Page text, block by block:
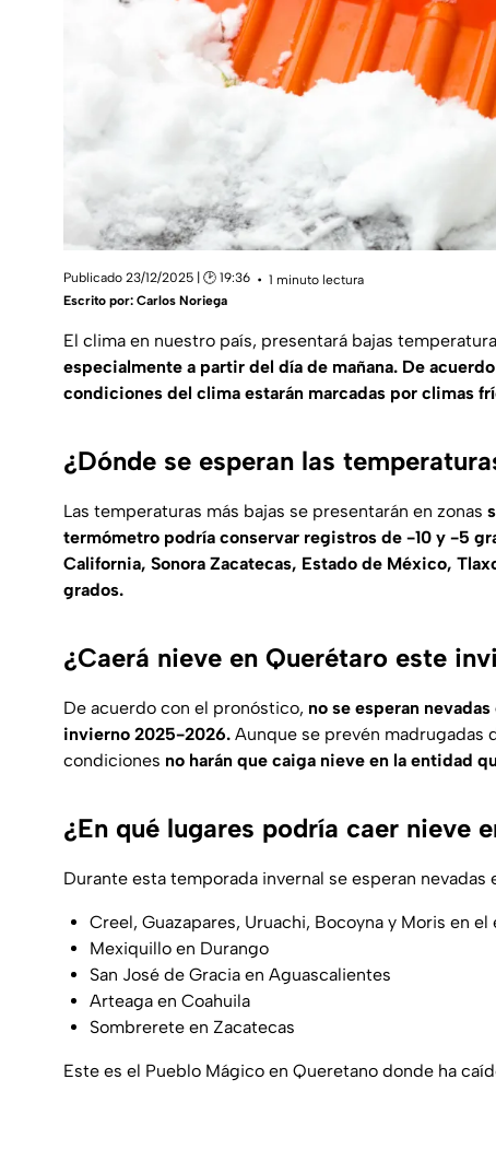
Publicado 23/12/2025 | 🕑 19:36
1 minuto lectura
Escrito por: Carlos Noriega
El clima en nuestro país, presentará bajas
especialmente a partir del día de mañana. De
condiciones del clima estarán marcadas por climas
¿Dónde se esperan las
Las temperaturas más bajas se presentarán en zonas
termómetro podría conservar registros de -10 y -5
California, Sonora Zacatecas, Estado de México,
grados.
¿Caerá nieve en Querétaro este
De acuerdo con el pronóstico, no se esperan
invierno 2025-2026. Aunque se prevén madrugadas
condiciones no harán que caiga nieve en la entidad
¿En qué lugares podría caer nieve
Durante esta temporada invernal se esperan nevadas
Creel, Guazapares, Uruachi, Bocoyna y Moris en el
Mexiquillo en Durango
San José de Gracia en Aguascalientes
Arteaga en Coahuila
Sombrerete en Zacatecas
Este es el Pueblo Mágico en Queretano donde ha